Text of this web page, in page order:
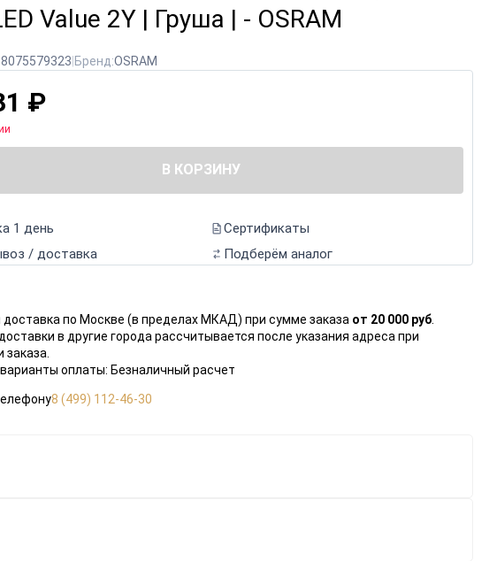
Value 2Y | Груша | - OSRAM
|Бренд:OSRAM
₽
В КОРЗИНУ
1 день
Сертификаты
/ доставка
Подберём аналог
доставка по Москве (в пределах МКАД) при сумме заказа от 20 000 руб
в другие города рассчитывается после указания адреса при
оплаты: Безналичный расчет
8 (499) 112-46-30